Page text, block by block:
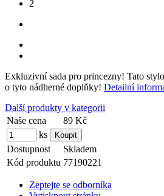
2
Exkluzivní sada pro princezny! Tato
o tyto nádherné doplňky! Detailní
Další produkty v kategorii
Naše cena
89 Kč
ks
Dostupnost
Skladem
Kód produktu 77190221
Zeptejte se odborníka